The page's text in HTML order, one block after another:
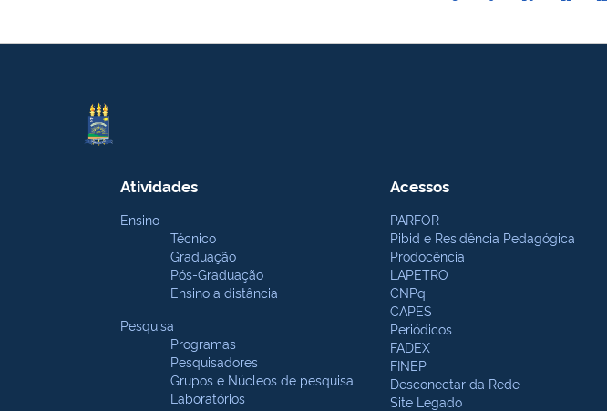
Atividades
Ensino
Técnico
Graduação
Pós-Graduação
Ensino a distância
Pesquisa
Programas
Pesquisadores
Grupos e Núcleos de pesquisa
Laboratórios
Acessos
PARFOR
Pibid e Residência Pedagógica
Prodocência
LAPETRO
CNPq
CAPES
Periódicos
FADEX
FINEP
Desconectar da Rede
Site Legado